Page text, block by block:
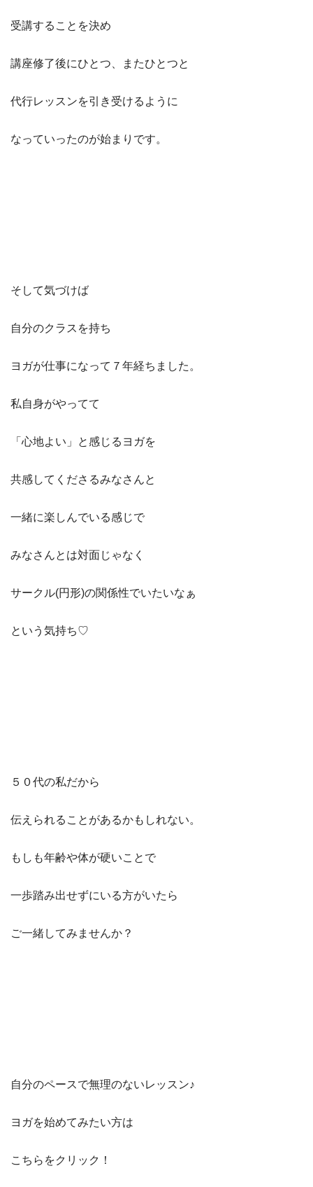
受講することを決め
講座修了後にひとつ、またひとつと
代行レッスンを引き受けるように
なっていったのが始まりです。
そして気づけば
自分のクラスを持ち
ヨガが仕事になって７年経ちました。
私自身がやってて
「心地よい」と感じるヨガを
共感してくださるみなさんと
一緒に楽しんでいる感じで
みなさんとは対面じゃなく
サークル(円形)の関係性でいたいなぁ
という気持ち♡
５０代の私だから
伝えられることがあるかもしれない。
もしも年齢や体が硬いことで
一歩踏み出せずにいる方がいたら
ご一緒してみませんか？
自分のペースで無理のないレッスン♪
ヨガを始めてみたい方は
こちらをクリック！